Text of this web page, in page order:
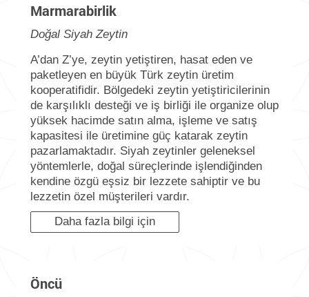
Marmarabirlik
Doğal Siyah Zeytin
A’dan Z’ye, zeytin yetiştiren, hasat eden ve
paketleyen en büyük Türk zeytin üretim
kooperatifidir. Bölgedeki zeytin yetiştiricilerinin
de karşılıklı desteği ve iş birliği ile organize olup
yüksek hacimde satın alma, işleme ve satış
kapasitesi ile üretimine güç katarak zeytin
pazarlamaktadır. Siyah zeytinler geleneksel
yöntemlerle, doğal süreçlerinde işlendiğinden
kendine özgü eşsiz bir lezzete sahiptir ve bu
lezzetin özel müşterileri vardır.
Daha fazla bilgi için
Öncü